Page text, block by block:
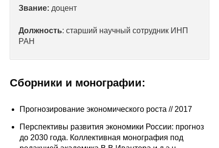
Редакционная этика
Информация для авторов
Общие требования
Звание: доцент
Должность: старший научный сотрудник ИНП
РАН
Сборники и монографии:
Прогнозирование экономического роста // 2017
Перспективы развития экономики России: прогноз
до 2030 года. Коллективная монография под